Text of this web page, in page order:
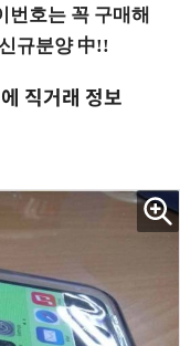
직거래 정보